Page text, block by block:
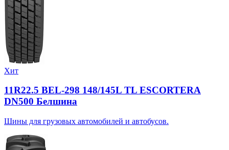
Хит
11R22.5 BEL-298 148/145L TL ESCORTERA
DN500 Белшина
Шины для грузовых автомобилей и автобусов.